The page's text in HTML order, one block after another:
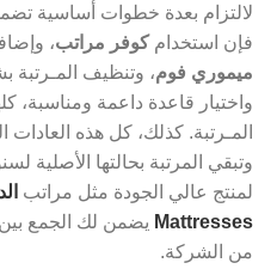
لالتزام بعدة خطوات أساسية
فإن استخدامكوفر مراتب،
ميموري فوم، وتنظيف المـرتبة
واختيار قاعدة داعمة ومناسبة،
المـرتبة. كذلك، كل هذه العادات
وتبقي المرتبة بحالتها الأصلية
لمنتج عالي الجودة مثل مراتب
Mattresses يضمن لك الجمع
من الشركة.